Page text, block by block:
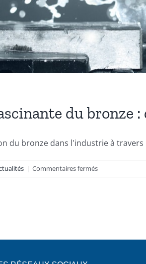
du bronze
du bronze dans l'industrie à travers
| Commentaires ferméssur
L’évolution